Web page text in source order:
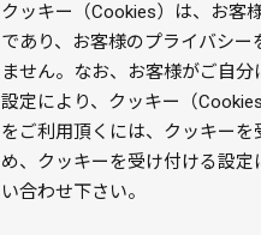
クッキー（Cookies）は、お客
であり、お客様のプライバシ
ません。なお、お客様がご自
設定により、クッキー（
をご利用頂くには、クッキー
め、クッキーを受け付ける設
い合わせ下さい。